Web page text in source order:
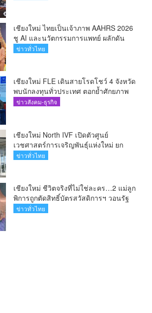
เชียงใหม่ ไทยเป็นเจ้าภาพ AAHRS 2026
ชู AI และนวัตกรรมการแพทย์ ผลักดัน
Medical Hub และศูนย์กลางปลูกผมแห่ง
ข่าวทั่วไทย
เชียงใหม่ FLE เดินสายโรดโชว์ 4 จังหวัด
พบนักลงทุนทั่วประเทศ ตอกย้ำศักยภาพ
ผู้นำธุรกิจระบบน้ำครบวงจร(คลิป)
ข่าวสังคม-ธุรกิจ
เชียงใหม่ North IVF เปิดตัวศูนย์
เวชศาสตร์การเจริญพันธุ์แห่งใหม่ ยก
ระดับเชียงใหม่สู่ ศูนย์กลางการรักษาผู้มี
ข่าวทั่วไทย
เชียงใหม่ ชีวิตจริงที่ไม่ใช่ละคร…2 แม่ลูก
พิการถูกตัดสิทธิ์บัตรสวัสดิการฯ วอนรัฐ
ทบทวนเกณฑ์ช่วยคนจน(คลิป)
ข่าวทั่วไทย